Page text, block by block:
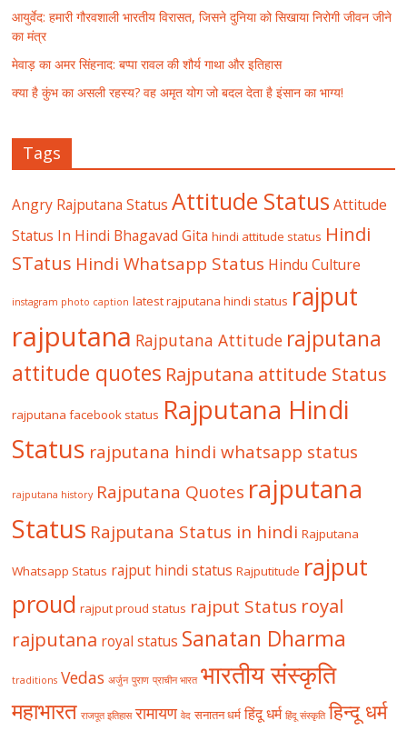
आयुर्वेद: हमारी गौरवशाली भारतीय विरासत, जिसने दुनिया को सिखाया निरोगी जीवन जीने
का मंत्र
मेवाड़ का अमर सिंहनाद: बप्पा रावल की शौर्य गाथा और इतिहास
क्या है कुंभ का असली रहस्य? वह अमृत योग जो बदल देता है इंसान का भाग्य!
Tags
Angry Rajputana Status Attitude Status Attitude
Status In Hindi Bhagavad Gita hindi attitude status Hindi
STatus Hindi Whatsapp Status Hindu Culture
instagram photo caption latest rajputana hindi status rajput
rajputana Rajputana Attitude rajputana
attitude quotes Rajputana attitude Status
rajputana facebook status Rajputana Hindi
Status rajputana hindi whatsapp status
rajputana history Rajputana Quotes rajputana
Status Rajputana Status in hindi Rajputana
Whatsapp Status rajput hindi status Rajputitude rajput
proud rajput proud status rajput Status royal
rajputana royal status Sanatan Dharma
traditions Vedas अर्जुन पुराण प्राचीन भारत भारतीय संस्कृति
महाभारत राजपूत इतिहास रामायण वेद सनातन धर्म हिंदू धर्म हिंदू संस्कृति हिन्दू धर्म